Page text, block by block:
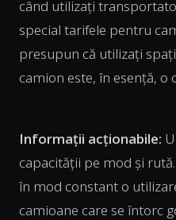
când utilizați
special tarifele pentru
presupun că utilizați
camion este, în esență,
Informații acționabile:
capacității pe mod și
în mod constant o
camioane care se întorc